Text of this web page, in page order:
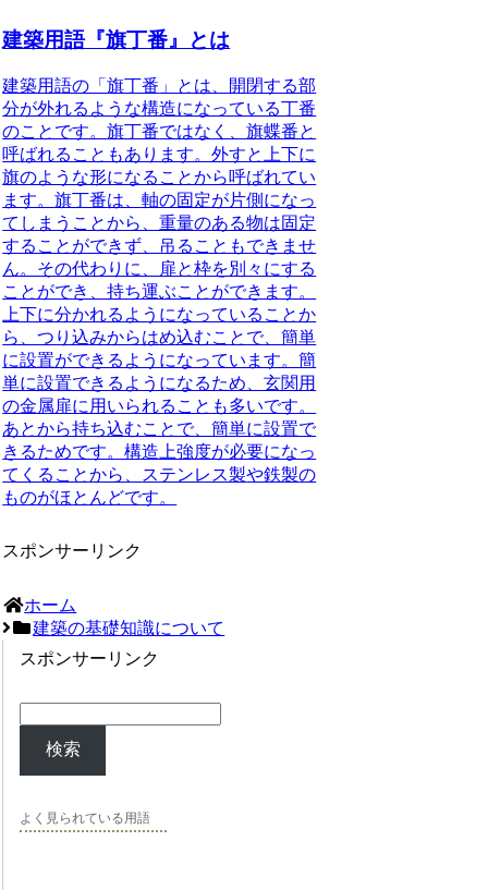
建築用語『旗丁番』とは
建築用語の「旗丁番 」とは、開閉する部
分が外れるような構造になっている丁番
のことです。旗丁番ではなく、旗蝶番と
呼ばれることもあります。外すと上下に
旗のような形になることから呼ばれてい
ます。旗丁番は、軸の固定が片側になっ
てしまうことから、重量のある物は固定
することができず、吊ることもできませ
ん。その代わりに、扉と枠を別々にする
ことができ、持ち運ぶことができます。
上下に分かれるようになっていることか
ら、つり込みからはめ込むことで、簡単
に設置ができるようになっています。簡
単に設置できるようになるため、玄関用
の金属扉に用いられることも多いです。
あとから持ち込むことで、簡単に設置で
きるためです。構造上強度が必要になっ
てくることから、
ステンレス製や鉄製の
ものがほとんどです。
スポンサーリンク
ホーム
建築の基礎知識について
スポンサーリンク
検索
よく見られている用語